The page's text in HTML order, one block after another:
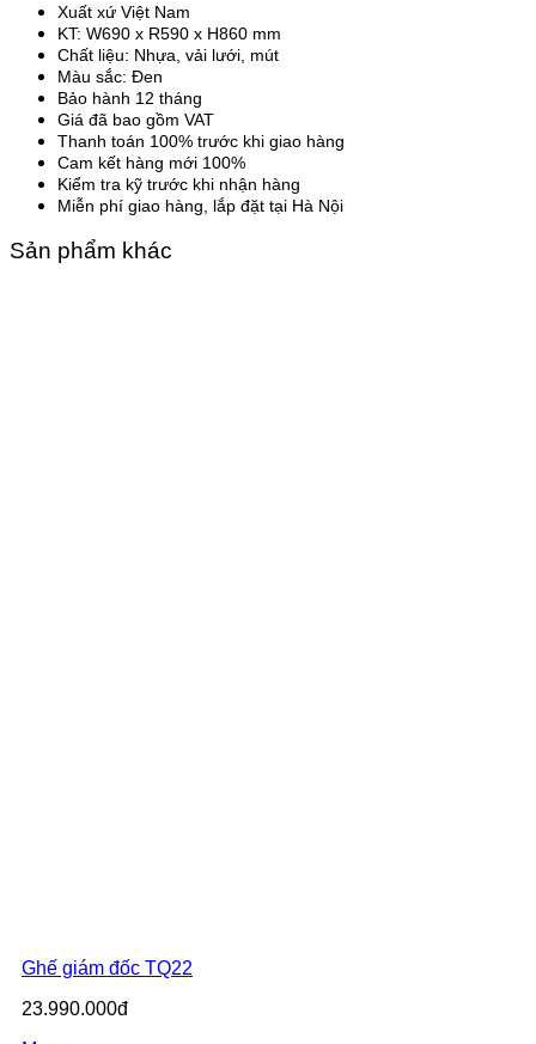
Xuất xứ Việt Nam
KT: W690 x R590 x H860 mm
Chất liệu: Nhựa, vải lưới, mút
Màu sắc: Đen
Bảo hành 12 tháng
Giá đã bao gồm VAT
Thanh toán 100% trước khi giao hàng
Cam kết hàng mới 100%
Kiểm tra kỹ trước khi nhận hàng
Miễn phí giao hàng, lắp đặt tại Hà Nội
Sản phẩm khác
Ghế giám đốc TQ22
23.990.000đ